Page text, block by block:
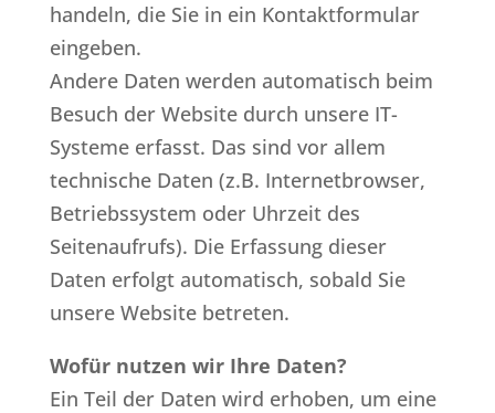
handeln, die Sie in ein Kontaktformular
eingeben.
Andere Daten werden automatisch beim
Besuch der Website durch unsere IT-
Systeme erfasst. Das sind vor allem
technische Daten (z.B. Internetbrowser,
Betriebssystem oder Uhrzeit des
Seitenaufrufs). Die Erfassung dieser
Daten erfolgt automatisch, sobald Sie
unsere Website betreten.
Wofür nutzen wir Ihre Daten?
Ein Teil der Daten wird erhoben, um eine